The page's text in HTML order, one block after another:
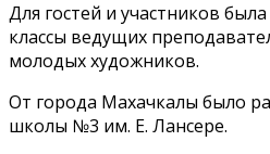
Для гостей и участников
классы ведущих
молодых художников.
От города Махачкалы было
школы №3 им. Е. Лансере.